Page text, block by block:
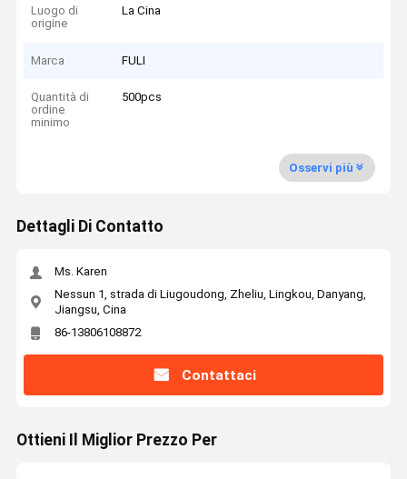
Luogo di
origine
La Cina
Marca FULI
Quantità di
ordine
minimo
500pcs
Osservi più
Dettagli Di Contatto
Ms. Karen
Nessun 1, strada di Liugoudong, Zheliu, Lingkou, Danyang,
Jiangsu, Cina
86-13806108872
Contattaci
Ottieni Il Miglior Prezzo Per